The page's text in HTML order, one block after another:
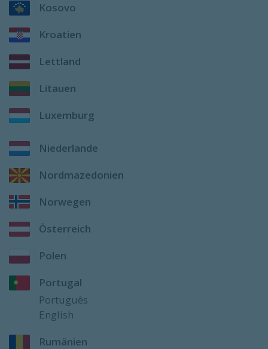
Kosovo
Kroatien
Lettland
Litauen
Luxemburg
Niederlande
Nordmazedonien
Norwegen
Österreich
Polen
Portugal
Português
English
Rumänien